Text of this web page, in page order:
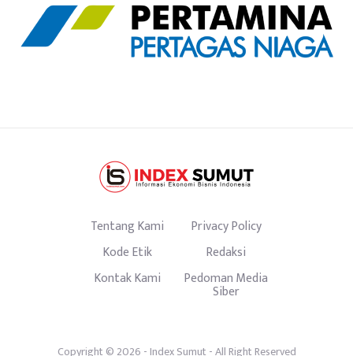
Tentang Kami
Privacy Policy
Kode Etik
Redaksi
Kontak Kami
Pedoman Media
Siber
Copyright © 2026 -Index Sumut - All Right Reserved